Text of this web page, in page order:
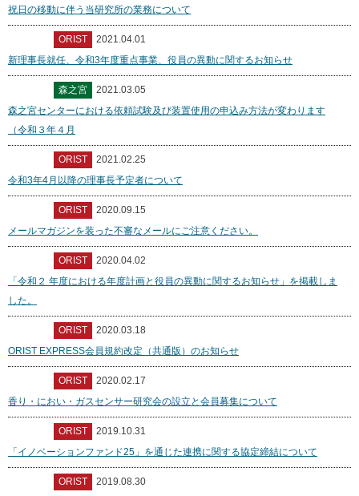
祝日の移動に伴う当研究所の業務について
ORIST
2021.04.01
新理事長就任、令和3年度重点事業、役員の異動に関するお知らせ
森之宮
2021.03.05
森之宮センターにおける依頼試験及び装置使用の申込み方法が変わります
（令和３年４月
ORIST
2021.02.25
令和3年4月以降の理事長予定者について
ORIST
2020.09.15
メールマガジンを装った不審なメールにご注意ください。
ORIST
2020.04.02
「令和２ 年度における年度計画と役員の異動に関するお知らせ」を掲載しま
した。
ORIST
2020.03.18
ORIST EXPRESS会員規約改定（共通版）のお知らせ
ORIST
2020.02.17
香り・におい・ガスセンサー研究会の設立と会員募集について
ORIST
2019.10.31
「イノベーションファンド25」を通じた連携に関する協定締結について
ORIST
2019.08.30